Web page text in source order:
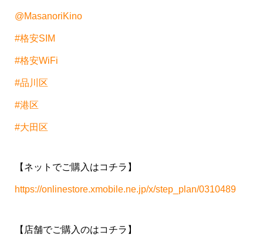
@MasanoriKino
#格安SIM
#格安WiFi
#品川区
#港区
#大田区
【ネットでご購入はコチラ】
https://onlinestore.xmobile.ne.jp/x/step_plan/0310489
【店舗でご購入のはコチラ】